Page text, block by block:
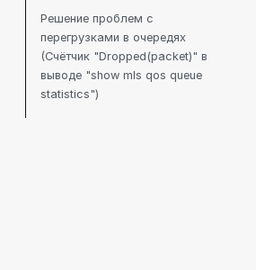
Решение проблем с
перегрузками в очередях
(Счётчик "Dropped(packet)" в
выводе "show mls qos queue
statistics")